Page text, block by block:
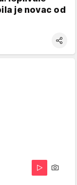
je novac od